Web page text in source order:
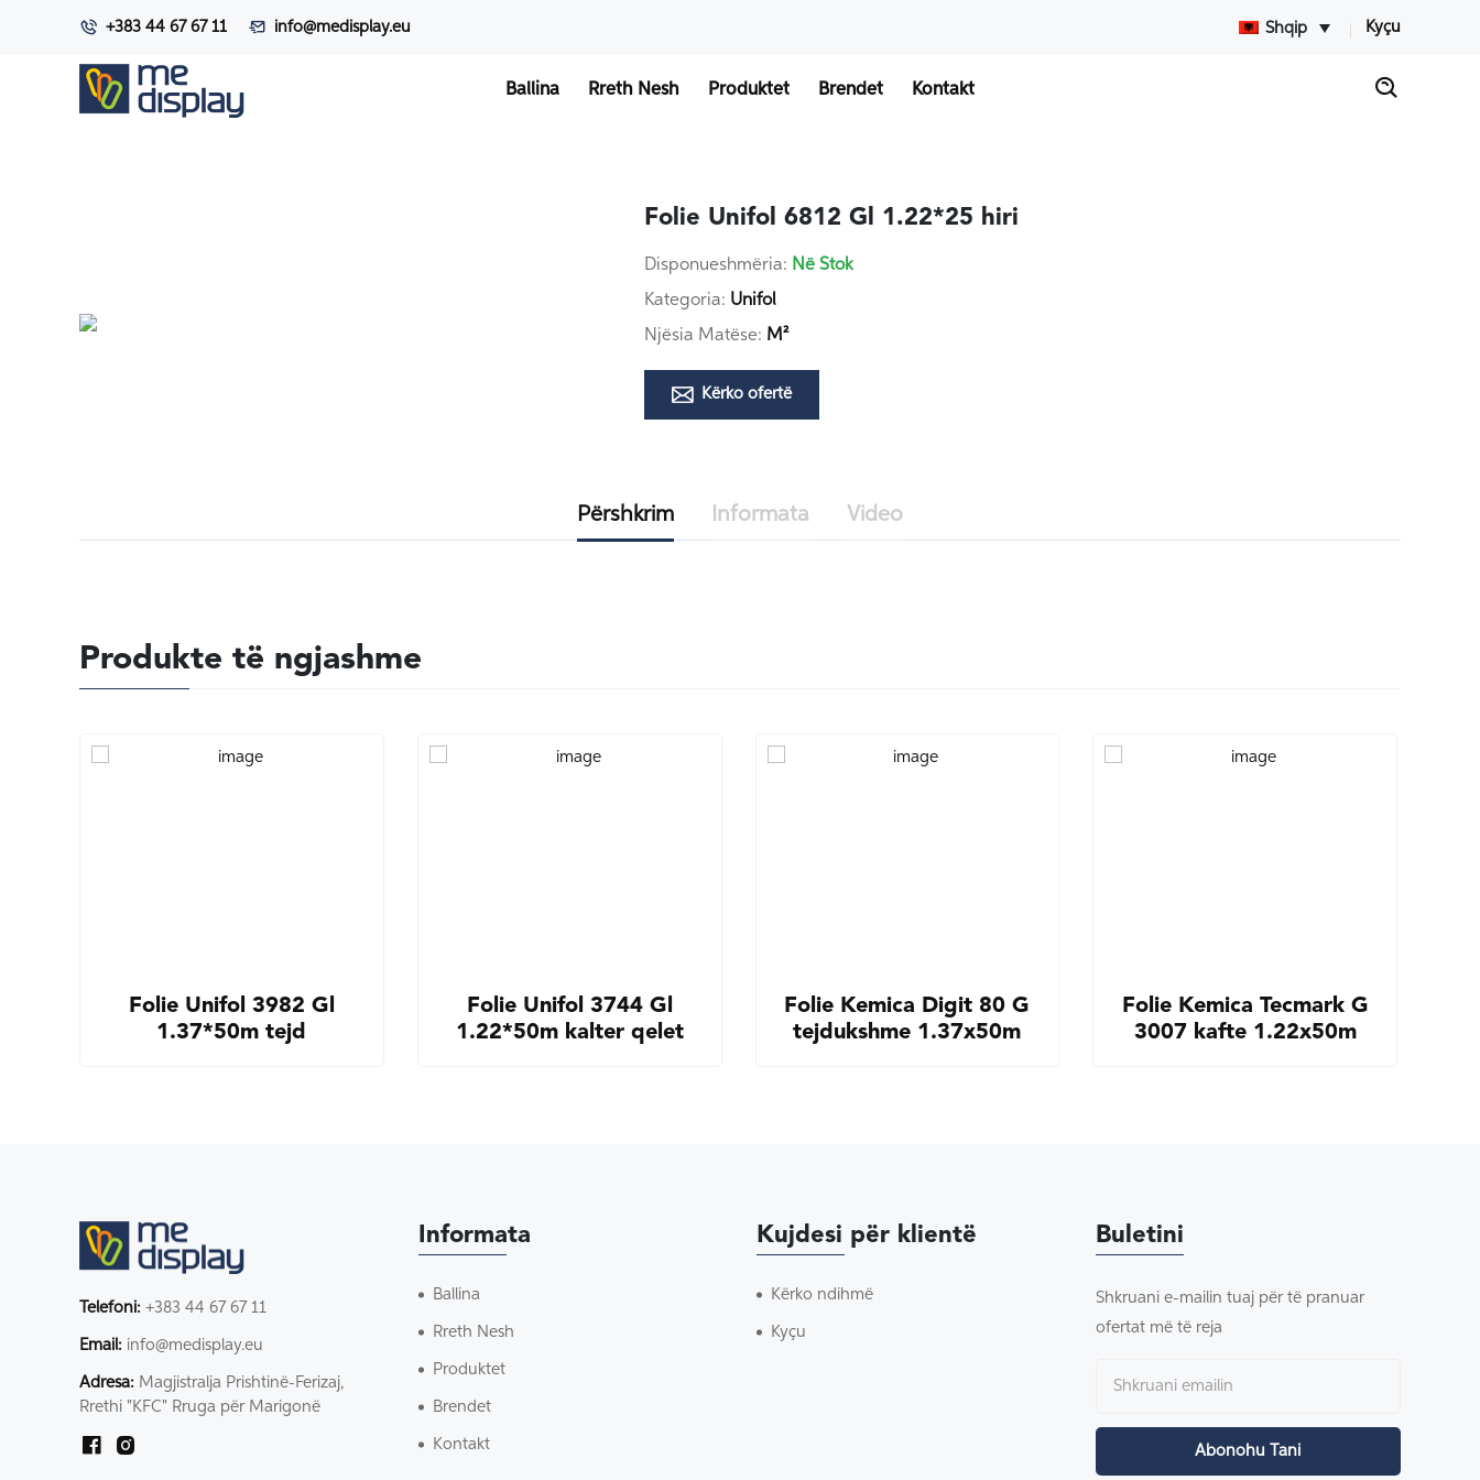
+383 44 67 67 11 info@medisplay.eu Shqip Kyçu
Ballina Rreth Nesh Produktet Brendet Kontakt
Folie Unifol 6812 Gl 1.22*25 hiri
Disponueshmëria: Në Stok
Kategoria: Unifol
Njësia Matëse: M²
Kërko ofertë
Përshkrim Informata Video
Produkte të ngjashme
Folie Unifol 3982 Gl
1.37*50m tejd
Folie Unifol 3744 Gl
1.22*50m kalter qelet
Folie Kemica Digit 80 G
tejdukshme 1.37x50m
Folie Kemica Tecmark G
3007 kafte 1.22x50m
Telefoni: +383 44 67 67 11
Email: info@medisplay.eu
Adresa: Magjistralja Prishtinë-Ferizaj,
Rrethi "KFC" Rruga për Marigonë
Informata
Ballina
Rreth Nesh
Produktet
Brendet
Kontakt
Kujdesi për klientë
Kërko ndihmë
Kyçu
Buletini
Shkruani e-mailin tuaj për të pranuar
ofertat më të reja